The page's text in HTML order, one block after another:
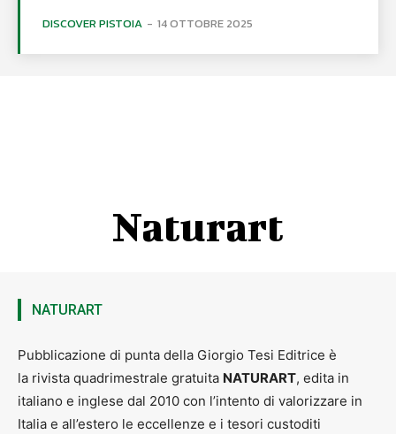
DISCOVER PISTOIA - 14 OTTOBRE 2025
Naturart
NATURART
Pubblicazione di punta della Giorgio Tesi Editrice è
la rivista quadrimestrale gratuita NATURART, edita in
italiano e inglese dal 2010 con l’intento di valorizzare in
Italia e all’estero le eccellenze e i tesori custoditi